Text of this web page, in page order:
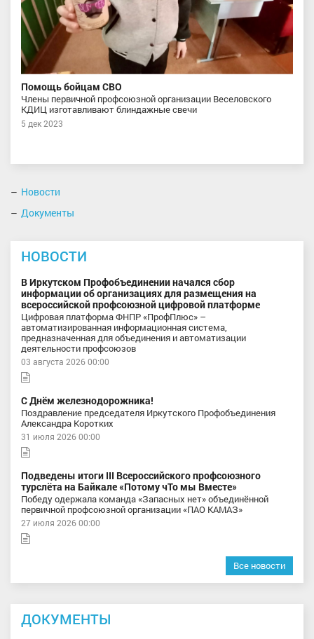
Помощь бойцам СВО
Члены первичной профсоюзной организации Веселовского
КДИЦ изготавливают блиндажные свечи
5 дек 2023
Новости
Документы
НОВОСТИ
В Иркутском Профобъединении начался сбор
информации об организациях для размещения на
всероссийской профсоюзной цифровой платформе
Цифровая платформа ФНПР «ПрофПлюс» –
автоматизированная информационная система,
предназначенная для объединения и автоматизации
деятельности профсоюзов
03 августа 2026 00:00
С Днём железнодорожника!
Поздравление председателя Иркутского Профобъединения
Александра Коротких
31 июля 2026 00:00
Подведены итоги III Всероссийского профсоюзного
турслёта на Байкале «Потому чТо мы Вместе»
Победу одержала команда «Запасных нет» объединённой
первичной профсоюзной организации «ПАО КАМАЗ»
27 июля 2026 00:00
Все новости
ДОКУМЕНТЫ